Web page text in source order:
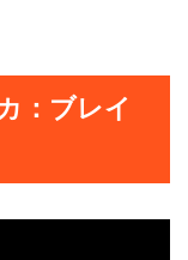
：ブレイ